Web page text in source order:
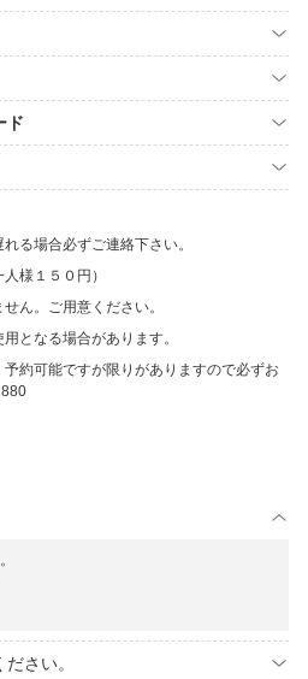
ド
る場合必ずご連絡下さい。
様１５０円）
ん。ご用意ください。
となる場合があります。
約可能ですが限りがありますので必ずお
さい。